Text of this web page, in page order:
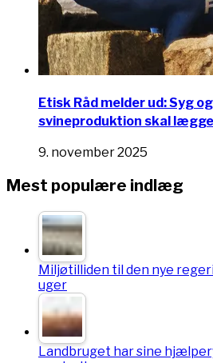
Etisk Råd melder ud: Syg
svineproduktion skal
9. november 2025
Mest populære indlæg
Miljøtilliden til den nye
uger
Landbruget har sine